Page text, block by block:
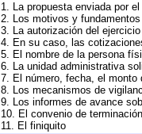
1. La propuesta enviada por
2. Los motivos y
3. La autorización del
4. En su caso, las
5. El nombre de la persona
6. La unidad administrativa
7. El número, fecha, el monto
8. Los mecanismos de
9. Los informes de avance
10. El convenio de
11. El finiquito